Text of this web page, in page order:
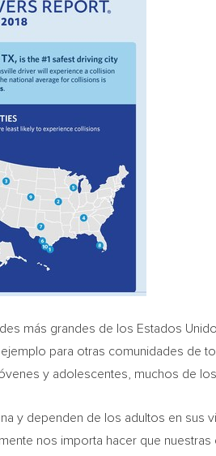
más grandes de los Estados
para otras comunidades de
y adolescentes, muchos de
y dependen de los adultos en sus
nos importa hacer que